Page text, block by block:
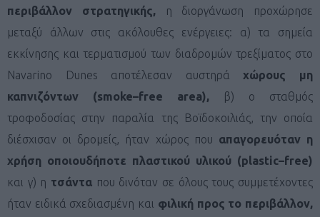
περιβάλλον στρατηγικής,η διοργάνωση προχώρησε
μεταξύ άλλων στις ακόλουθες ενέργειες: α) τα σημεία
εκκίνησης και τερματισμού των διαδρομών τρεξίματος στο
Navarino Dunes αποτέλεσαν αυστηρά
χώρους μη
καπνιζόντων (smoke–free area), β) ο σταθμός
τροφοδοσίας στην παραλία της Βοϊδοκοιλιάς, την οποία
διέσχισαν οι δρομείς, ήταν χώρος που απαγορευόταν η
χρήση οποιουδήποτε πλαστικού υλικού (plastic–free)
και γ) η τσάντα που δινόταν σε όλους τους συμμετέχοντες
ήταν ειδικά σχεδιασμένη και φιλική προς το περιβάλλον,